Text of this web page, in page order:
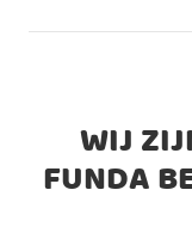
WIJ
FUNDA